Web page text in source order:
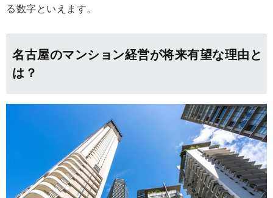
る数字といえます。
名古屋のマンション経営が将来有望な理由と
は？